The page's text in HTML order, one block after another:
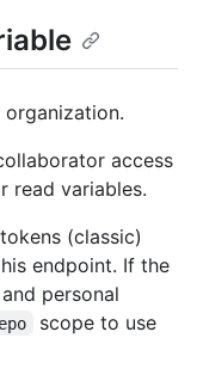
access
read variables.
(classic)
endpoint. If the
personal
scope to use